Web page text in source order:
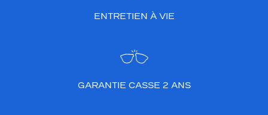
ENTRETIEN À VIE
GARANTIE CASSE 2 ANS